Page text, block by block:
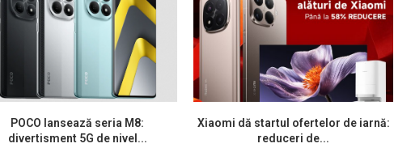
POCO lansează seria M8:
divertisment 5G de nivel...
Xiaomi dă startul ofertelor de iarnă:
reduceri de...